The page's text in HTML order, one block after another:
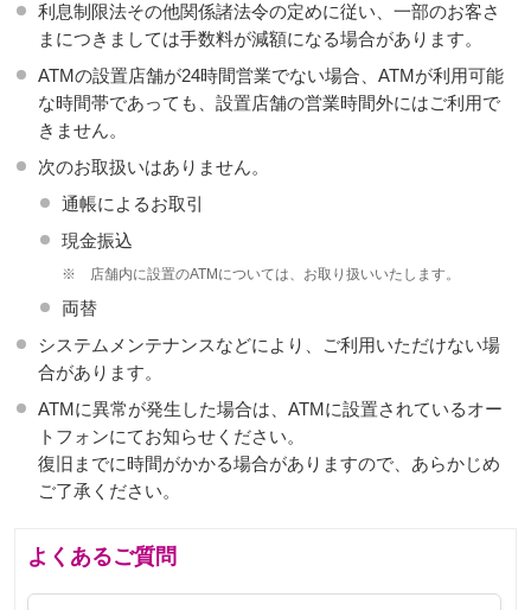
利息制限法その他関係諸法令の定めに従い、一部のお客さ
まにつきましては手数料が減額になる場合があります。
ATMの設置店舗が24時間営業でない場合、ATMが利用可能
な時間帯であっても、設置店舗の営業時間外にはご利用で
きません。
次のお取扱いはありません。
通帳によるお取引
現金振込
※ 店舗内に設置のATMについては、お取り扱いいたします。
両替
システムメンテナンスなどにより、ご利用いただけない場
合があります。
ATMに異常が発生した場合は、ATMに設置されているオー
トフォンにてお知らせください。
復旧までに時間がかかる場合がありますので、あらかじめ
ご了承ください。
よくあるご質問